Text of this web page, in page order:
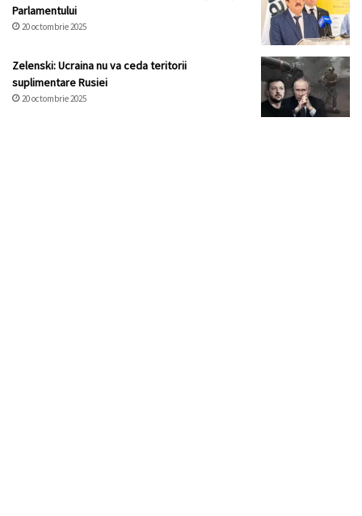
Parlamentului
20 octombrie 2025
Zelenski: Ucraina nu va ceda teritorii
suplimentare Rusiei
20 octombrie 2025